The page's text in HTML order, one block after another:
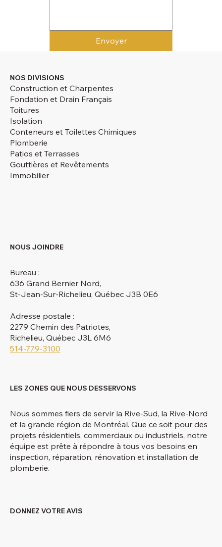
Envoyer
NOS DIVISIONS
Construction et Charpentes
Fondation et Drain Français
Toitures
Isolation
Conteneurs et Toilettes Chimiques
Plomberie
Patios et Terrasses
Gouttières et Revêtements
Immobilier
NOUS JOINDRE
Bureau :
636 Grand Bernier Nord,
St-Jean-Sur-Richelieu, Québec J3B 0E6
Adresse postale :
2279 Chemin des Patriotes,
Richelieu, Québec J3L 6M6
514-779-3100
LES ZONES QUE NOUS DESSERVONS
Nous sommes fiers de servir la Rive-Sud, la Rive-Nord
et la grande région de Montréal. Que ce soit pour des
projets résidentiels, commerciaux ou industriels, notre
équipe est prête à répondre à tous vos besoins en
inspection, réparation, rénovation et installation de
plomberie.
DONNEZ VOTRE AVIS